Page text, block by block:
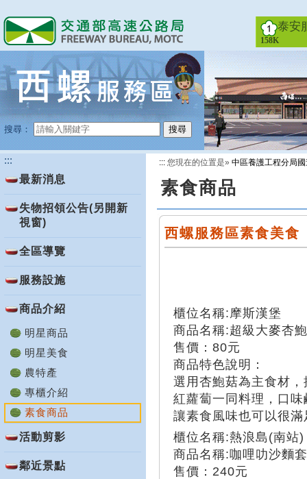
到
主
要
容
泰安
158K
搜尋： 搜尋
:::
最新消息
失物招領公告(另開新
視窗)
全區導覽
服務設施
商品介紹
明星商品
明星美食
農特產
專櫃介紹
素食商品
活動剪影
鄰近景點
::: 您現在的位置是» 中區養護工程分局
素食商品
西螺服務區素食美食
櫃位名稱:摩斯漢堡
商品名稱:超級大麥杏
售價：80元
商品特色說明：
選用杏鮑菇為主食材
紅蘿蔔一同料理，口
讓素食風味也可以很滿
櫃位名稱:熱浪島(南站)
商品名稱:咖哩叻沙麵
售價：240元